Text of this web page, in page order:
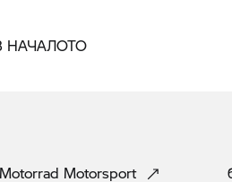
НАЧАЛОТО
Motorsport